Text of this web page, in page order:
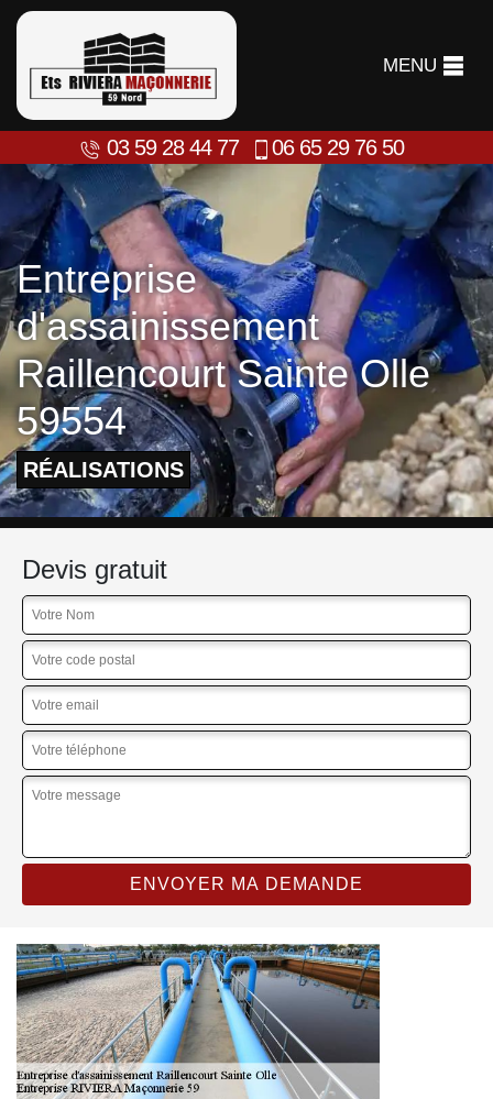
MENU
03 59 28 44 77 06 65 29 76 50
Entreprise
d'assainissement
Raillencourt Sainte Olle
59554
RÉALISATIONS
Devis gratuit